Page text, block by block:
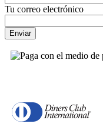
Tu correo electrónico